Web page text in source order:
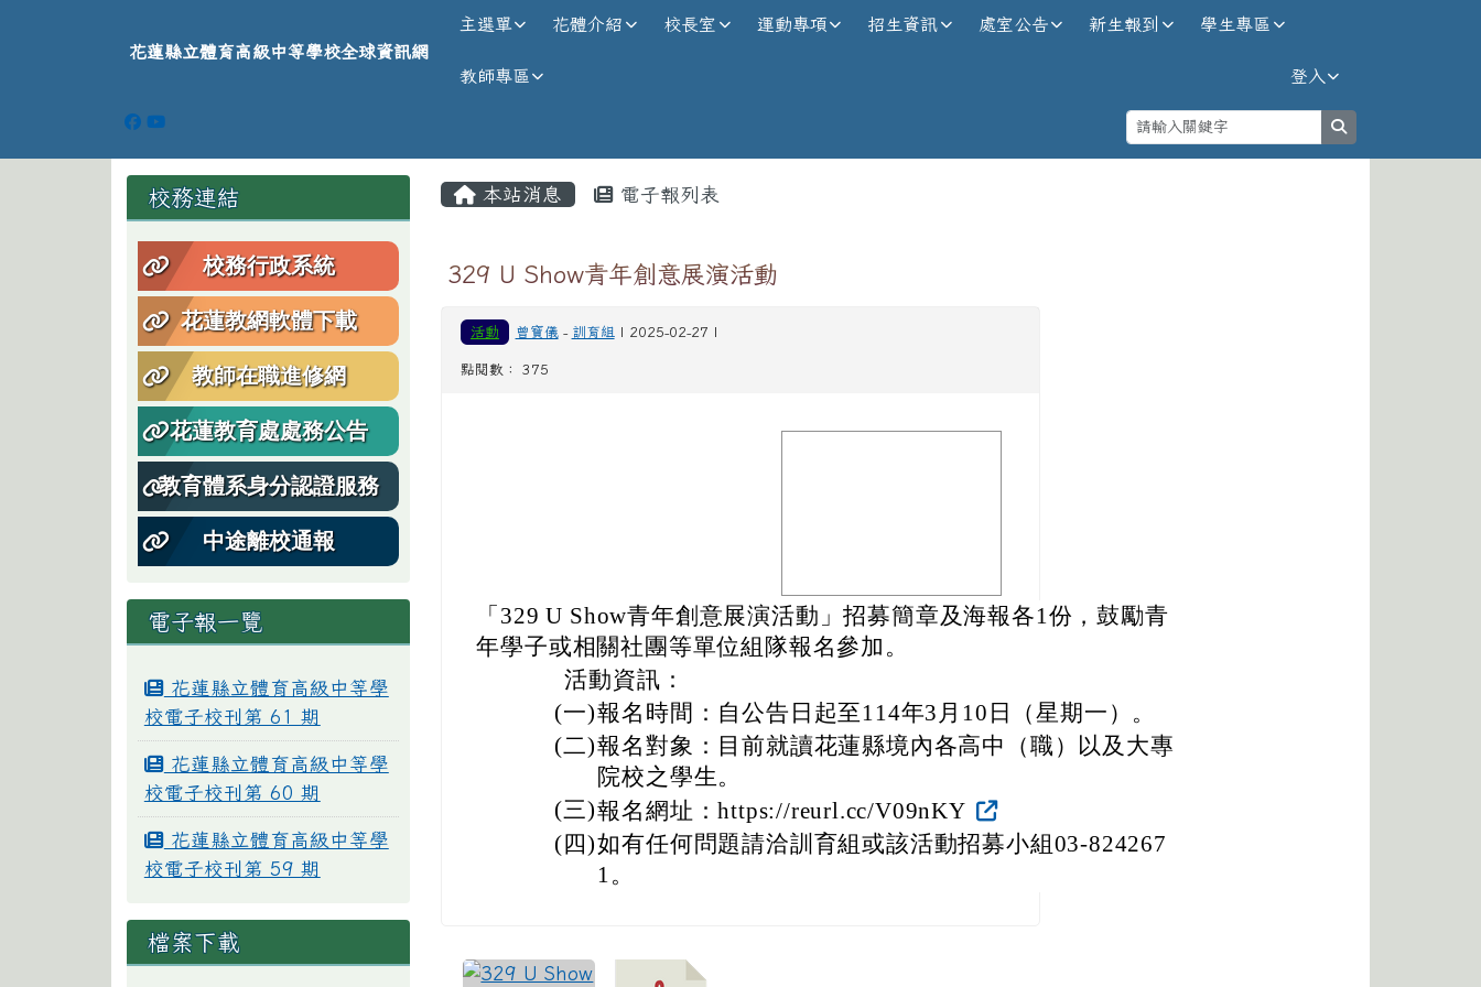
花蓮縣立體育高級中等學校全球資訊網
花蓮縣立體育高級中等學校全球資訊網
主選單 花體介紹 校長室 運動專項 招生資訊 處室公告 新生報到 學生專區
教師專區 登入
左邊區域內容
校務連結
校務行政系統
花蓮教網軟體下載
教師在職進修網
花蓮教育處處務公告
教育體系身分認證服務
中途離校通報
電子報一覽
花蓮縣立體育高級中等學
校電子校刊第 61 期
花蓮縣立體育高級中等學
校電子校刊第 60 期
花蓮縣立體育高級中等學
校電子校刊第 59 期
檔案下載
主內容區域
本站消息 電子報列表
329 U Show青年創意展演活動
活動 曾寶儀- 訓育組 | 2025-02-27 |
點閱數： 375
「329 U Show青年創意展演活動」招募簡章及海報各1份，鼓勵青
年學子或相關社團等單位組隊報名參加。
活動資訊：
(一)報名時間：自公告日起至114年3月10日（星期一）。
(二)報名對象：目前就讀花蓮縣境內各高中（職）以及大專
院校之學生。
(三)報名網址：https://reurl.cc/V09nKY
(四)如有任何問題請洽訓育組或該活動招募小組03-824267
1。
頁尾區域